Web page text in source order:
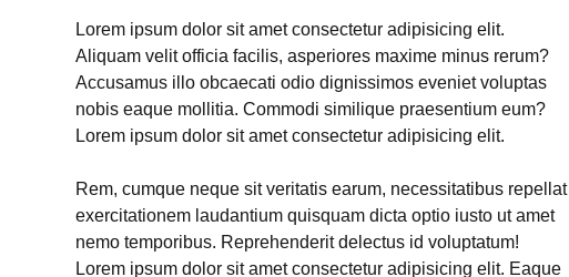
Lorem ipsum dolor sit amet consectetur adipisicing elit.
Aliquam velit officia facilis, asperiores maxime minus rerum?
Accusamus illo obcaecati odio dignissimos eveniet voluptas
nobis eaque mollitia. Commodi similique praesentium eum?
Lorem ipsum dolor sit amet consectetur adipisicing elit.
Rem, cumque neque sit veritatis earum, necessitatibus repellat
exercitationem laudantium quisquam dicta optio iusto ut amet
nemo temporibus. Reprehenderit delectus id voluptatum!
Lorem ipsum dolor sit amet consectetur adipisicing elit. Eaque